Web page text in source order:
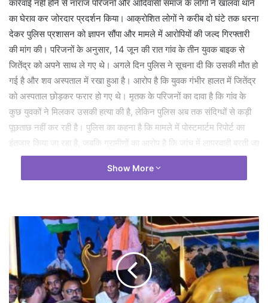
कार्रवाई नहीं होने से नाराज परिजनों और आदिवासी समाज के लोगों ने खालवा थाने
का घेराव कर जोरदार प्रदर्शन किया। आक्रोशित लोगों ने करीब दो घंटे तक धरना
देकर पुलिस प्रशासन को ज्ञापन सौंपा और मामले में आरोपियों की जल्द गिरफ्तारी
की मांग की। परिजनों के अनुसार, 14 जून की रात गांव के तीन युवक बाइक से
जितेंद्र को अपने साथ ले गए थे। अगले दिन पुलिस ने सूचना दी कि उसकी मौत हो
गई है और शव अस्पताल में रखा हुआ है। आरोप है कि युवक गंभीर हालत में जितेंद्र
को अस्पताल छोड़कर फरार हो गए थे। मृतक के परिजनों का दावा है कि गांव के
कुछ युवकों ने मिलकर उसकी हत्या की है, लेकिन पुलिस अब तक संदिग्धों से कड़ी
पूछताछ नहीं कर रही है। पुलिस का कहना है कि मामले में पोस्टमार्टम रिपोर्ट का
इंतजार किया जा रहा है, जबकि ग्रामीणों का आरोप है कि जांच में लापरवाही बरती जा
रही है। प्रदर्शनकारियों ने चेतावनी दी है कि यदि जल्द कार्रवाई नहीं हुई तो आंदोलन
Show More